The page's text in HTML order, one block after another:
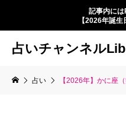
記事内には
【2026年誕生
占いチャンネル
占い 【2026年】かに座